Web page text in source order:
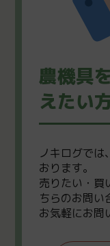
農機具
えたい
ノキログでは
おります。
売りたい・買
ちらのお問い
お気軽にお問